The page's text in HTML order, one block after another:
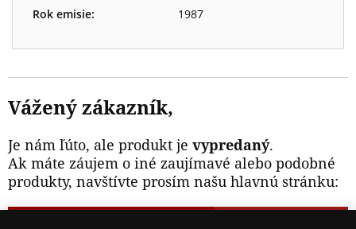
Rok emisie:
1987
Vážený zákazník,
Je nám ľúto, ale produkt je vypredaný.
Ak máte záujem o iné zaujímavé alebo podobné
produkty, navštívte prosím našu hlavnú stránku: